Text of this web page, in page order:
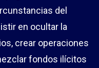
del
en ocultar la
crear operaciones
fondos ilícitos